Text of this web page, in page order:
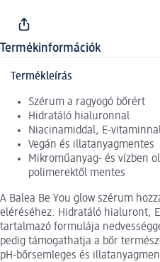
Termékinformációk
Termékleírás
Szérum a ragyogó bőrért
Hidratáló hialuronnal
Niacinamiddal, E-
Vegán és illatanyagmentes
Mikroműanyag- és vízben
polimerektől mentes
A Balea Be You glow szérum
eléréséhez. Hidratáló hialuront,
tartalmazó formulája
pedig támogathatja a bőr
pH-bőrsemleges és